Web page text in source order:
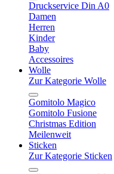
Druckservice Din A0
Damen
Herren
Kinder
Baby
Accessoires
Wolle
Zur Kategorie Wolle
Gomitolo Magico
Gomitolo Fusione
Christmas Edition
Meilenweit
Sticken
Zur Kategorie Sticken